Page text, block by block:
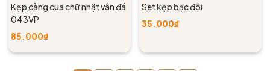
Kẹp càng cua chữ nhật vân đá
043VP
85.000₫
Set kẹp bạc đôi
35.000₫